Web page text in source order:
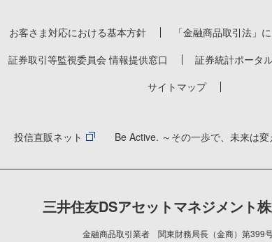
お客さま対応における基本方針
「金融商品取引法」
証券取引等監視委員会 情報提供窓口 証券統計ポータ
サイトマップ
投信直販ネット Be Active. ～その一歩で、未来は変
三井住友DSアセットマネジメント
金融商品取引業者 関東財務局長（金商）第399